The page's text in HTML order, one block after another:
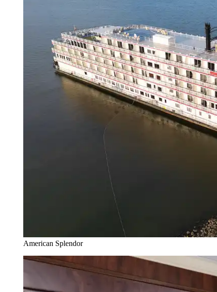
American Splendor